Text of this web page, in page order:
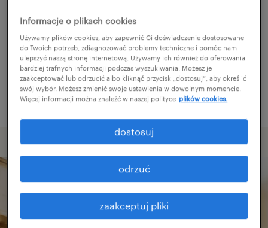
poszukiwań?
Zmień nazwę stanowiska albo słowa
kluczowe i sprawdź, czy zostały zapisane
poprawnie.
Informacje o plikach cookies
Używamy plików cookies, aby zapewnić Ci doświadczenie dostosowane
do Twoich potrzeb, zdiagnozować problemy techniczne i pomóc nam
ulepszyć naszą stronę internetową. Używamy ich również do oferowania
bardziej trafnych informacji podczas wyszukiwania. Możesz je
zaakceptować lub odrzucić albo kliknąć przycisk „dostosuj”, aby określić
swój wybór. Możesz zmienić swoje ustawienia w dowolnym momencie.
Więcej informacji można znaleźć w naszej polityce plików cookies.
zaakceptuj pliki
odrzuć
dostosuj